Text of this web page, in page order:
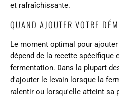
et rafraîchissante.
QUAND AJOUTER VOTRE
Le moment optimal pour
dépend de la recette spécifique
fermentation. Dans la plupart
d'ajouter le levain lorsque la
ralentir ou lorsqu'elle atteint sa